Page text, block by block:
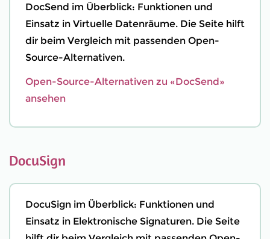
DocSend im Überblick: Funktionen und
Einsatz in Virtuelle Datenräume. Die Seite hilft
dir beim Vergleich mit passenden Open-
Source-Alternativen.
Open-Source-Alternativen zu «DocSend»
ansehen
DocuSign
DocuSign im Überblick: Funktionen und
Einsatz in Elektronische Signaturen. Die Seite